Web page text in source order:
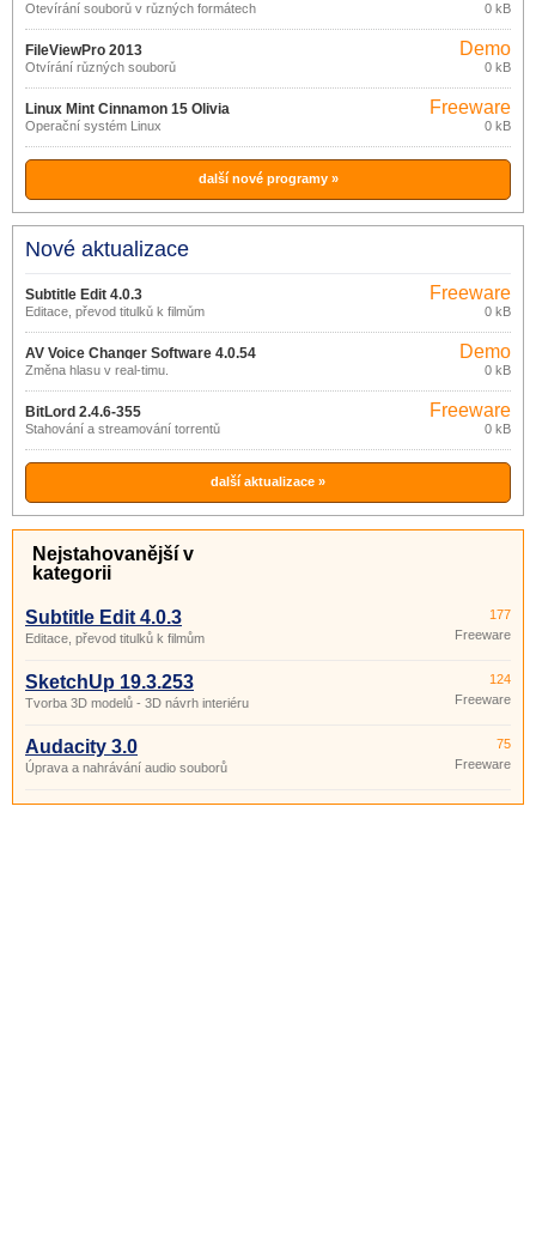
Otevírání souborů v různých formátech 0 kB
FileViewPro 2013
Otvírání různých souborů
Demo
0 kB
Linux Mint Cinnamon 15 Olivia
Operační systém Linux
Freeware
0 kB
další nové programy »
Nové aktualizace
Subtitle Edit 4.0.3
Editace, převod titulků k filmům
Freeware
0 kB
AV Voice Changer Software 4.0.54
Změna hlasu v real-timu.
Demo
0 kB
BitLord 2.4.6-355
Stahování a streamování torrentů
Freeware
0 kB
další aktualizace »
Nejstahovanější v
kategorii
Subtitle Edit 4.0.3
Editace, převod titulků k filmům
177
Freeware
SketchUp 19.3.253
Tvorba 3D modelů - 3D návrh interiéru
124
Freeware
Audacity 3.0
Úprava a nahrávání audio souborů
75
Freeware